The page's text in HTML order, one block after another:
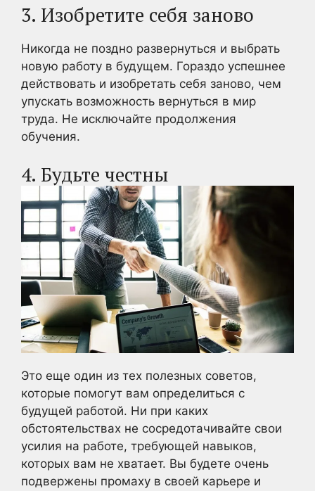
3. Изобретите себя заново
Никогда не поздно развернуться и выбрать
новую работу в будущем. Гораздо успешнее
действовать и изобретать себя заново, чем
упускать возможность вернуться в мир
труда. Не исключайте продолжения
обучения.
4. Будьте честны
Это еще один из тех полезных советов,
которые помогут вам определиться с
будущей работой. Ни при каких
обстоятельствах не сосредотачивайте свои
усилия на работе, требующей навыков,
которых вам не хватает. Вы будете очень
подвержены промаху в своей карьере и